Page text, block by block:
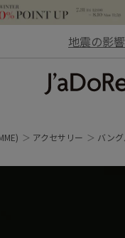
地震の影
アクセサリー バン